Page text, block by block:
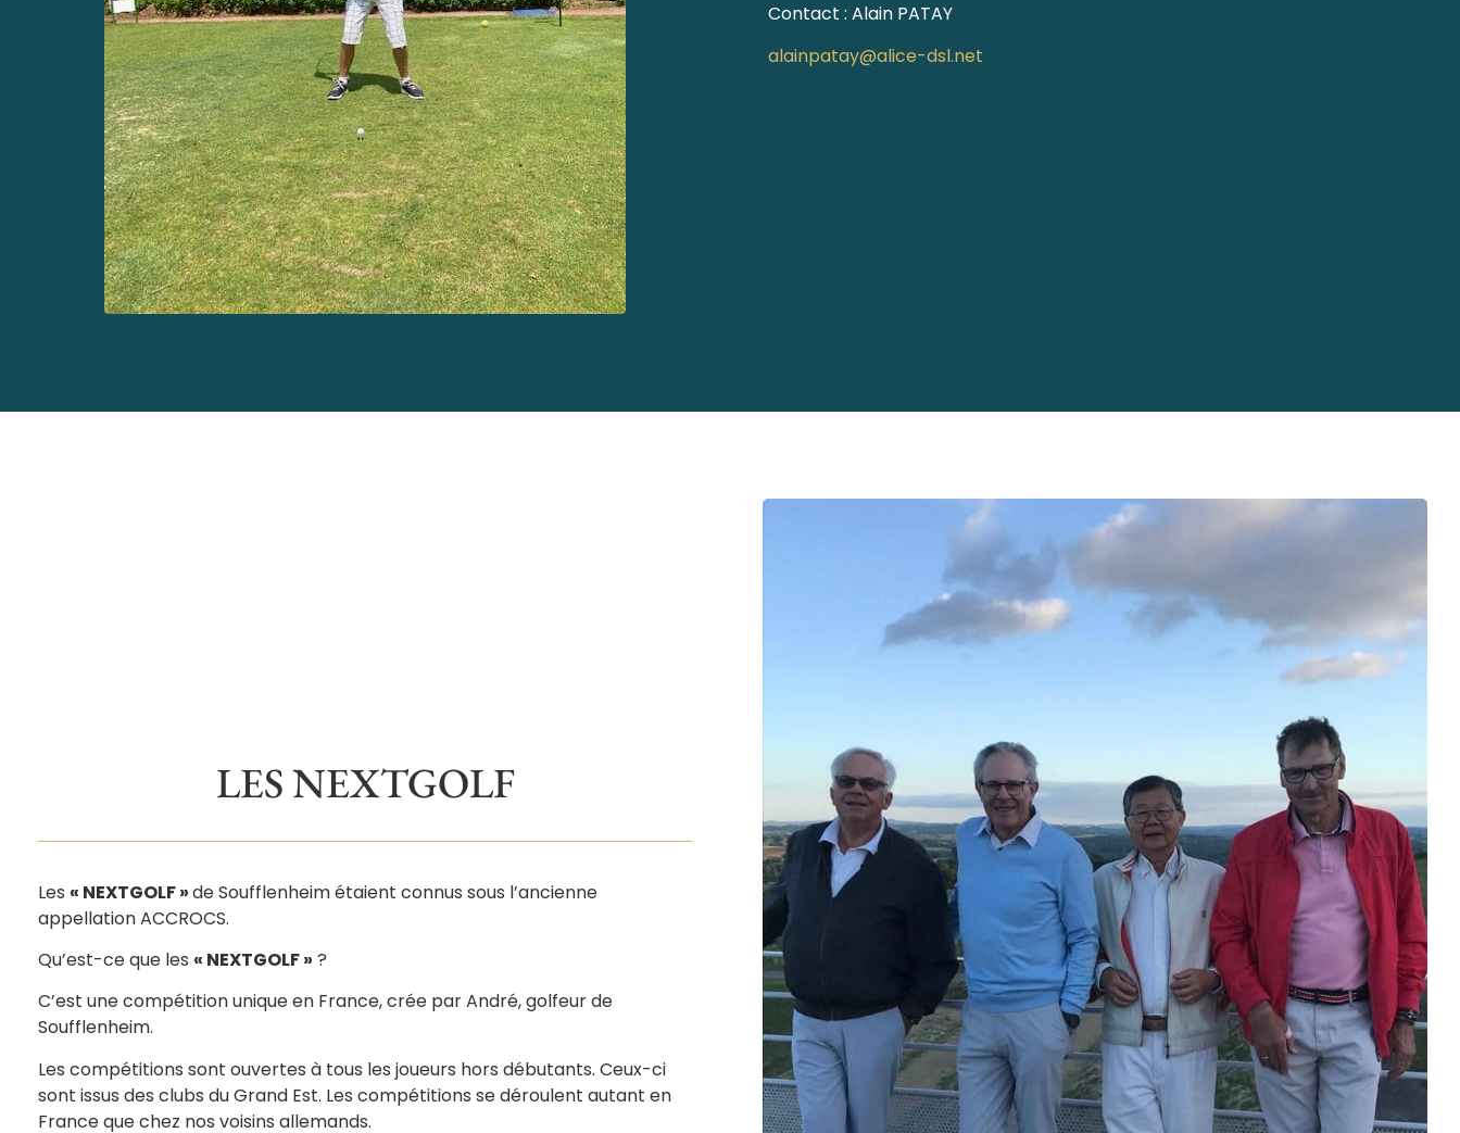
Contact : Alain PATAY
alainpatay@alice-dsl.net
LES NEXTGOLF
Les « NEXTGOLF »de Soufflenheim étaient connus sous l’ancienne
appellation ACCROCS.
Qu’est-ce que les « NEXTGOLF » ?
C’est une compétition unique en France, crée par André, golfeur de
Soufflenheim.
Les compétitions sont ouvertes à tous les joueurs hors débutants. Ceux-ci
sont issus des clubs du Grand Est. Les compétitions se déroulent autant en
France que chez nos voisins allemands.